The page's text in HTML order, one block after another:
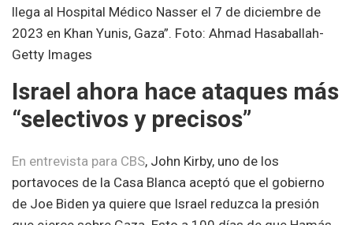
llega al Hospital Médico Nasser el 7 de diciembre de
2023 en Khan Yunis, Gaza”. Foto: Ahmad Hasaballah-
Getty Images
Israel ahora hace ataques más
“selectivos y precisos”
En entrevista para CBS, John Kirby, uno de los
portavoces de la Casa Blanca aceptó que el gobierno
de Joe Biden ya quiere que Israel reduzca la presión